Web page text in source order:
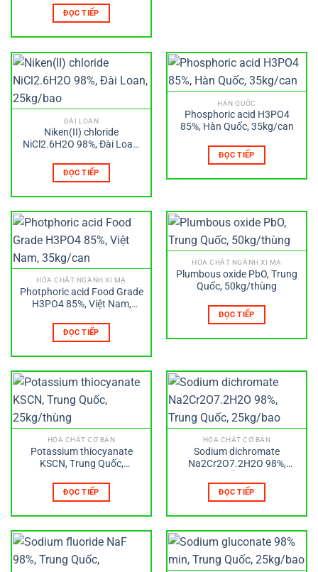
ĐỌC TIẾP
ĐÀI LOAN
Niken(II) chloride
NiCl2.6H2O 98%, Đài Loan,
ĐỌC TIẾP
HÀN QUỐC
Phosphoric acid H3PO4
85%, Hàn Quốc, 35kg/can
ĐỌC TIẾP
HÓA CHẤT NGÀNH XI MẠ
Photphoric acid Food Grade
H3PO4 85%, Việt Nam,
ĐỌC TIẾP
HÓA CHẤT NGÀNH XI MẠ
Plumbous oxide PbO, Trung
Quốc, 50kg/thùng
ĐỌC TIẾP
HÓA CHẤT CƠ BẢN
Potassium thiocyanate
KSCN, Trung Quốc,
ĐỌC TIẾP
HÓA CHẤT CƠ BẢN
Sodium dichromate
Na2Cr2O7.2H2O 98%,
ĐỌC TIẾP